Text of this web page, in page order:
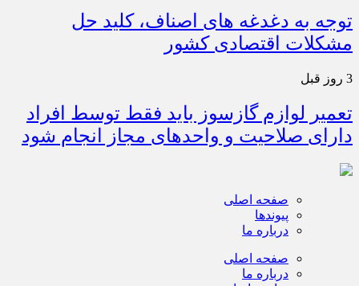
توجه به دغدغه های اصناف، کلید حل
مشکلات اقتصادی کشور
3 روز قبل
تعمیر لوازم گازسوز باید فقط توسط افراد
دارای صلاحیت و واحدهای مجاز انجام شود
صفحه اصلی
پیوندها
درباره ما
صفحه اصلی
درباره ما